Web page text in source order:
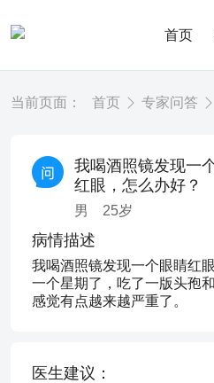
首页
当前页面： 首页 专家问答
我喝酒照镜发现一
红眼，怎么办好？
男 25岁
病情描述
我喝酒照镜发现一个眼睛红
一个星期了，吃了一版头孢
感觉有点越来越严重了。
医生建议：